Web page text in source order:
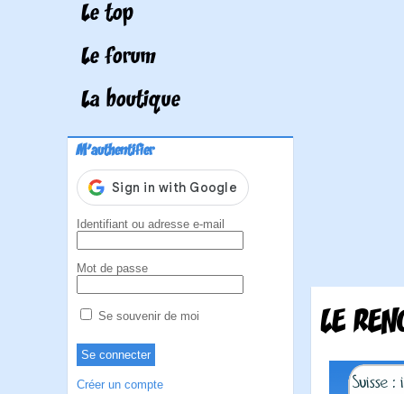
Le top
Le forum
La boutique
M'authentifier
Identifiant ou adresse e-mail
Mot de passe
Se souvenir de moi
Créer un compte
LE